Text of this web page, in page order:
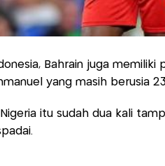
Bahrain juga
yang masih berusia
itu sudah dua kali